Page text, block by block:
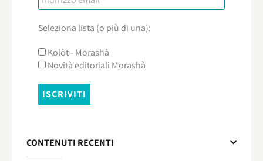
Seleziona lista (o più di una):
Kolòt - Morashà
Novità editoriali Morashà
CONTENUTI RECENTI